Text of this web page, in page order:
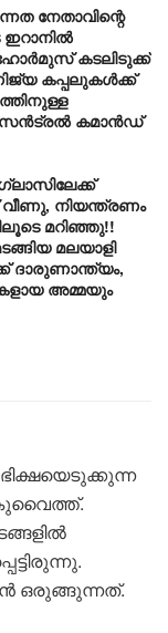
നേതാവിന്റെ
കടലിടുക്ക്
കപ്പലുകൾക്ക്
സെൻട്രൽ കമാൻഡ്
വീണു, നിയന്ത്രണം
മറിഞ്ഞു!!
മലയാളി
ദാരുണാന്ത്യം,
അമ്മയും
കുവൈത്ത്.
ഒരുങ്ങുന്നത്.